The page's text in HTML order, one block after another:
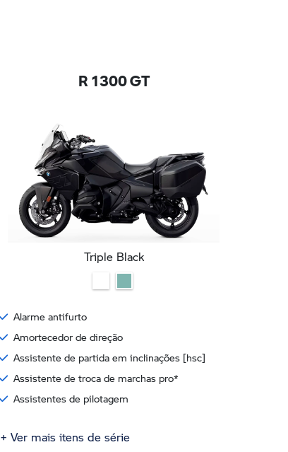
R 1300 GT
Triple Black
Alarme antifurto
Amortecedor de direção
Assistente de partida em inclinações [hsc]
Assistente de troca de marchas pro*
Assistentes de pilotagem
+ Ver mais itens de série